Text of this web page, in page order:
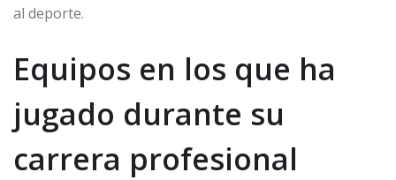
al deporte.
Equipos en los que ha
jugado durante su
carrera profesional